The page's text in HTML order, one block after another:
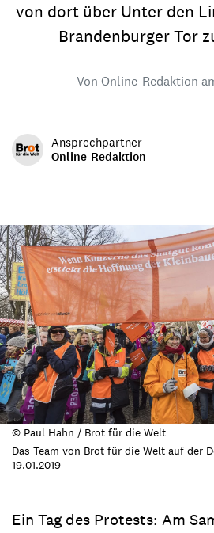
von dort über Unter den
Brandenburger Tor
Von Online-Redaktion
Ansprechpartner
Online-Redaktion
© Paul Hahn / Brot für die Welt
Das Team von Brot für die Welt auf der
19.01.2019
Ein Tag des Protests: Am